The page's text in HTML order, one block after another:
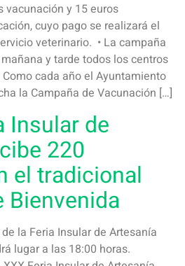
vacunación y 15 euros
cuyo pago se realizará el
veterinario. • La campaña
y tarde todos los centros
cada año el Ayuntamiento
la Campaña de Vacunación […]
Insular de
220
el tradicional
Bienvenida
la Feria Insular de Artesanía
lugar a las 18:00 horas.